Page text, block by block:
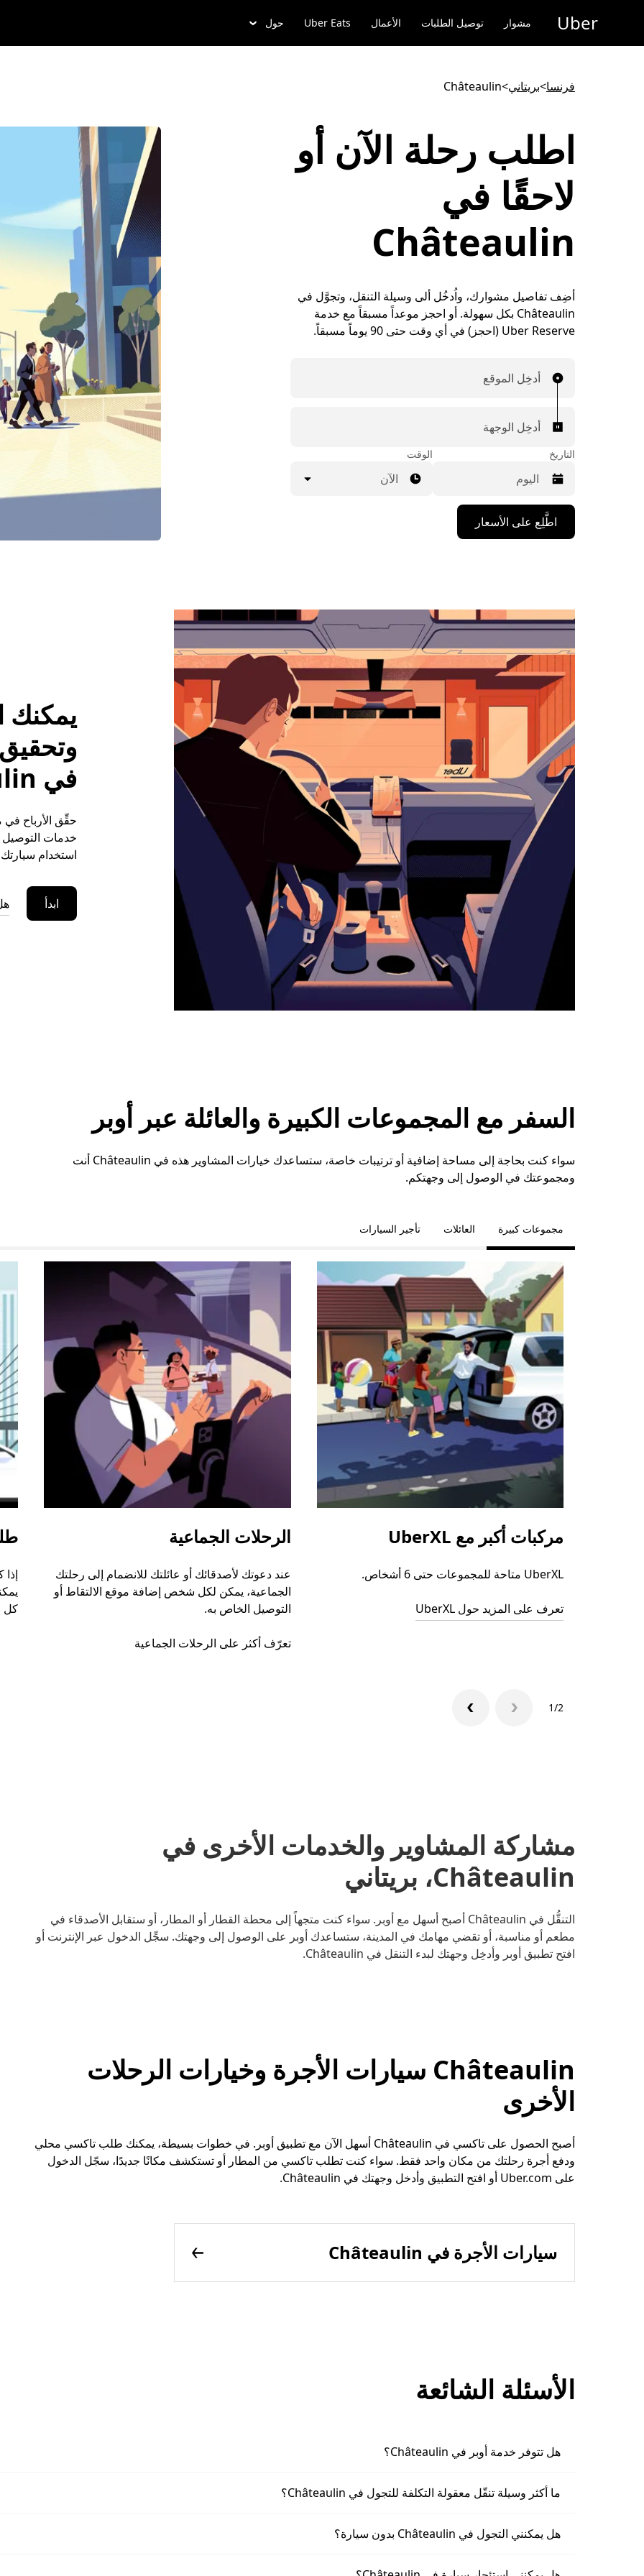
المحتوى
Uber مشوار توصيل الطلبات الأعمال Uber Eats حول
فرنسا>بريتاني>
Châteaulin
اطلب رحلة الآن أو
لاحقًا في
Châteaulin
أضِف تفاصيل مشوارك، واُدخُل ألى وسيلة التنقل، وتجوَّل في
Châteaulin بكل سهولة. أو احجز موعداً مسبقاً مع خدمة
Uber Reserve (احجز) في أي وقت حتى 90 يوماً مسبقاً.
أدخِل الموقع
أدخِل الوجهة
التاريخ
اضغط
على
مفتاح
التقويم
واختيار
اضغط
زر
الخروج
التقويم.
الوقت
الآن
اطَّلِع على الأسعار
يمكنك
في Châteaulin
خدمات التوصيل
استخدام
ابدأ
السفر مع المجموعات الكبيرة والعائلة عبر أوبر
سواء كنت بحاجة إلى مساحة إضافية أو ترتيبات خاصة، ستساعدك خيارات المشاوير هذه في Châteaulin أنت
ومجموعتك في الوصول إلى وجهتكم.
مجموعات كبيرة العائلات تأجير السيارات
مركبات أكبر مع UberXL
UberXL متاحة للمجموعات حتى 6 أشخاص.
تعرف على المزيد حول UberXL
الرحلات الجماعية
عند دعوتك لأصدقائك أو عائلتك للانضمام إلى رحلتك
الجماعية، يمكن لكل شخص إضافة موقع الالتقاط أو
التوصيل الخاص به.
تعرّف أكثر على الرحلات الجماعية
كل
1/2
مشاركة المشاوير والخدمات الأخرى في
Châteaulin، بريتاني
التنقُّل في Châteaulin أصبح أسهل مع أوبر. سواء كنت متجهاً إلى محطة القطار أو المطار، أو ستقابل الأصدقاء في
مطعم أو مناسبة، أو تقضي مهامك في المدينة، ستساعدك أوبر على الوصول إلى وجهتك. سجِّل الدخول عبر الإنترنت أو
افتح تطبيق أوبر وأدخِل وجهتك لبدء التنقل في Châteaulin.
Châteaulin سيارات الأجرة وخيارات الرحلات
الأخرى
أصبح الحصول على تاكسي في Châteaulin أسهل الآن مع تطبيق أوبر. في خطوات بسيطة، يمكنك طلب تاكسي محلي
ودفع أجرة رحلتك من مكان واحد فقط. سواء كنت تطلب تاكسي من المطار أو تستكشف مكانًا جديدًا، سجّل الدخول
على Uber.com أو افتح التطبيق وأدخل وجهتك في Châteaulin.
سيارات الأجرة في Châteaulin
الأسئلة الشائعة
هل تتوفر خدمة أوبر في Châteaulin؟
ما أكثر وسيلة تنقّل معقولة التكلفة للتجول في Châteaulin؟
هل يمكنني التجول في Châteaulin بدون سيارة؟